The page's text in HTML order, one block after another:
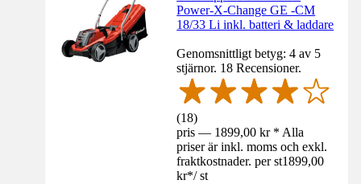
Power-X-Change GE -CM
18/33 Li inkl. batteri & laddare
Genomsnittligt betyg: 4 av 5
stjärnor. 18 Recensioner.
(18)
pris — 1899,00 kr * Alla
priser är inkl. moms och exkl.
fraktkostnader. per st1899,00
kr*/ st